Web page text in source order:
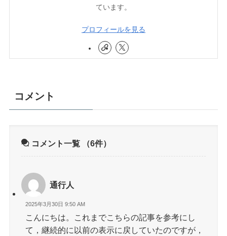
ています。
プロフィールを見る
コメント
コメント一覧 （6件）
通行人
2025年3月30日 9:50 AM
こんにちは。これまでこちらの記事を参考にし
て，継続的に以前の表示に戻していたのですが，